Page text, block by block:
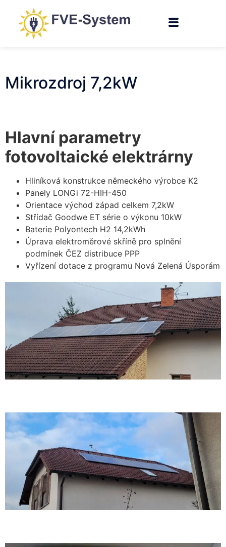
Mikrozdroj 7,2kW
Hlavní parametry
fotovoltaické elektrárny
Hliníková konstrukce německého výrobce K2
Panely LONGi 72-HIH-450
Orientace východ západ celkem 7,2kW
Střídač Goodwe ET série o výkonu 10kW
Baterie Polyontech H2 14,2kWh
Úprava elektroměrové skříně pro splnění
podmínek ČEZ distribuce PPP
Vyřízení dotace z programu Nová Zelená Úsporám